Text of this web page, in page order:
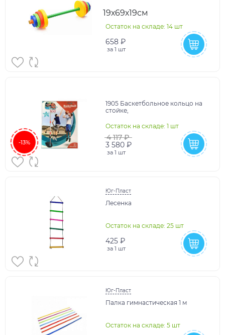
19х69х19см
Остаток на складе: 14 шт
658 ₽
за 1 шт
-13%
1905 Баскетбольное кольцо на
стойке,
Остаток на складе: 1 шт
4 117 ₽
3 580 ₽
за 1 шт
Юг-Пласт
Лесенка
Остаток на складе: 25 шт
425 ₽
за 1 шт
Юг-Пласт
Палка гимнастическая 1 м
Остаток на складе: 5 шт